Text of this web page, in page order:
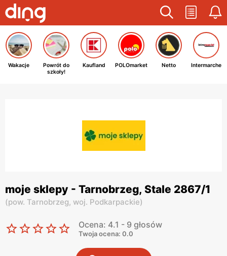
Wakacje
Powrót do
szkoły!
Kaufland POLOmarket Netto Intermarche
moje sklepy - Tarnobrzeg, Stale 2867/1
(pow. Tarnobrzeg, woj. Podkarpackie)
Ocena: 4.1 - 9 głosów
Twoja ocena: 0.0